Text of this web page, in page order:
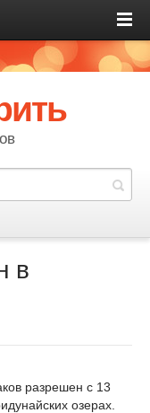
в
разрешен с 13
озерах.